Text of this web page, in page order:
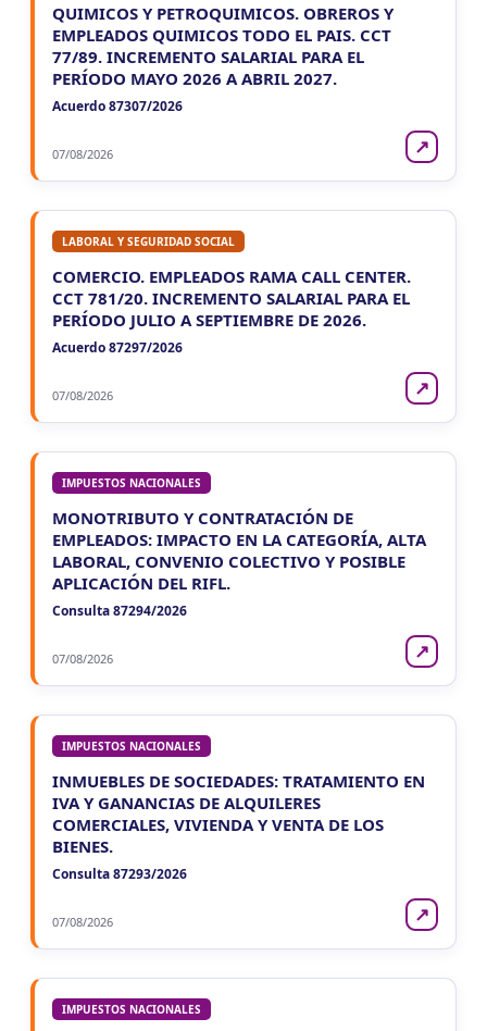
QUIMICOS Y PETROQUIMICOS. OBREROS Y
EMPLEADOS QUIMICOS TODO EL PAIS. CCT
77/89. INCREMENTO SALARIAL PARA EL
PERÍODO MAYO 2026 A ABRIL 2027.
Acuerdo 87307/2026
07/08/2026 ↗
LABORAL Y SEGURIDAD SOCIAL
COMERCIO. EMPLEADOS RAMA CALL CENTER.
CCT 781/20. INCREMENTO SALARIAL PARA EL
PERÍODO JULIO A SEPTIEMBRE DE 2026.
Acuerdo 87297/2026
07/08/2026 ↗
IMPUESTOS NACIONALES
MONOTRIBUTO Y CONTRATACIÓN DE
EMPLEADOS: IMPACTO EN LA CATEGORÍA, ALTA
LABORAL, CONVENIO COLECTIVO Y POSIBLE
APLICACIÓN DEL RIFL.
Consulta 87294/2026
07/08/2026 ↗
IMPUESTOS NACIONALES
INMUEBLES DE SOCIEDADES: TRATAMIENTO EN
IVA Y GANANCIAS DE ALQUILERES
COMERCIALES, VIVIENDA Y VENTA DE LOS
BIENES.
Consulta 87293/2026
07/08/2026 ↗
IMPUESTOS NACIONALES